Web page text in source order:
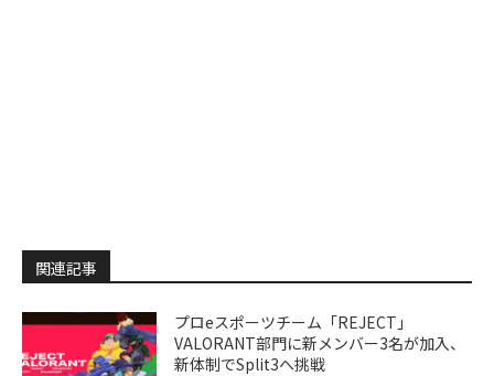
関連記事
プロeスポーツチーム「REJECT」
VALORANT部門に新メンバー3名が加入、
新体制でSplit3へ挑戦